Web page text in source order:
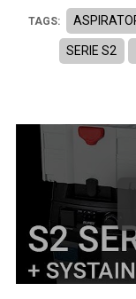
TAGS:
SERIE S2